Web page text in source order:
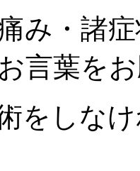
み・諸
言葉を
をしな